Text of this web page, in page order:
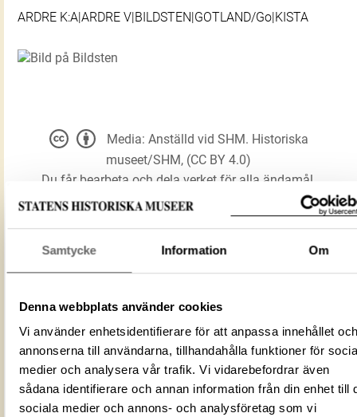
Samtycke Information Om
Denna webbplats använder cookies
Vi använder enhetsidentifierare för att anpassa innehållet och
annonserna till användarna, tillhandahålla funktioner för
medier och analysera vår trafik. Vi vidarebefordrar även
sådana identifierare och annan information från din enhet till
sociala medier och annons- och analysföretag som vi
ARDRE K:A|ARDRE V|BILDSTEN|GOTLAND/Go|KISTA
Förmålsbenämning
Bildsten
Föremålsnummer
44510_HST
ID‑nummer
43ADB967-A0A7-4121-B72E-
Fotograf
Anställd vid SHM
Media: Anställd vid SHM. Historiska
museet/SHM, (CC BY 4.0)
Du får bearbeta och dela verket för alla ändamål,
även kommersiella, så länge du anger
upphovsperson och licensgivare.
LADDA NER MEDIA